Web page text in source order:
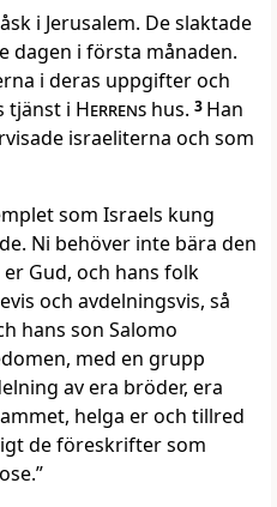
i Jerusalem. De slaktade
dagen i första månaden.
i deras uppgifter och
tjänst i Herrens hus. 3 Han
israeliterna och som
som Israels kung
Ni behöver inte bära den
er Gud, och hans folk
och avdelningsvis, så
hans son Salomo
med en grupp
av era bröder, era
helga er och tillred
de föreskrifter som